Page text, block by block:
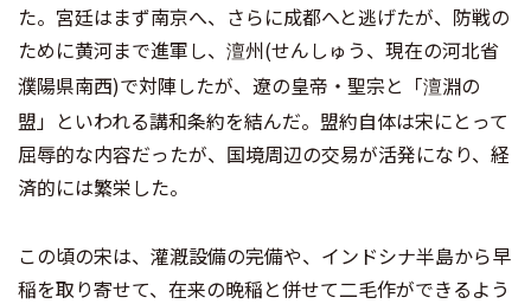
た。宮廷はまず南京へ、さらに成都へと逃げたが、防戦の
ために黄河まで進軍し、 澶州(せんしゅう、現在の河北省
濮陽県南西)で対陣したが、遼の皇帝・聖宗と「澶淵の
盟」といわれる講和条約を結んだ。盟約自体は宋にとって
屈辱的な内容だったが、国境周辺の交易が活発になり、経
済的には繁栄した。
この頃の宋は、灌漑設備の完備や、インドシナ半島から早
稲を取り寄せて、在来の晩稲と併せて二毛作ができるよう